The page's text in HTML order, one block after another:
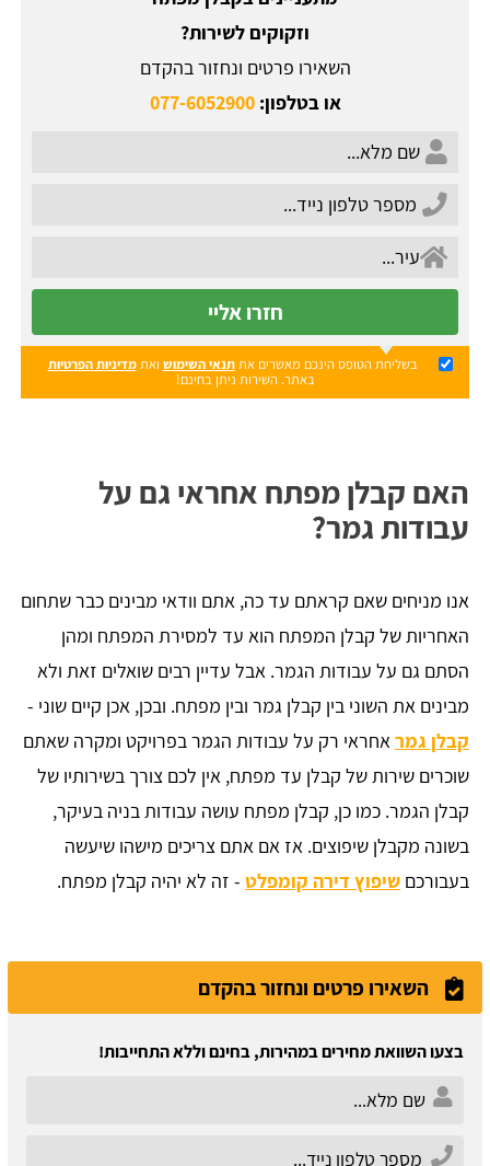
וזקוקים לשירות?
השאירו פרטים ונחזור בהקדם
או בטלפון:077-6052900
חזרו אליי
בשליחת הטופס הינכם מאשרים אתתנאי השימוש ואתמדיניות הפרטיות
באתר. השירות ניתן בחינם!
האם קבלן מפתח אחראי גם על
עבודות גמר?
אנו מניחים שאם קראתם עד כה, אתם וודאי מבינים כבר שתחום
האחריות של קבלן המפתח הוא עד למסירת המפתח ומהן
הסתם גם על עבודות הגמר. אבל עדיין רבים שואלים זאת ולא
מבינים את השוני בין קבלן גמר ובין מפתח. ובכן, אכן קיים שוני -
קבלן גמר אחראי רק על עבודות הגמר בפרויקט ומקרה שאתם
שוכרים שירות של קבלן עד מפתח, אין לכם צורך בשירותיו של
קבלן הגמר. כמו כן, קבלן מפתח עושה עבודות בניה בעיקר,
בשונה מקבלן שיפוצים. אז אם אתם צריכים מישהו שיעשה
בעבורכם שיפוץ דירה קומפלט - זה לא יהיה קבלן מפתח.
השאירו פרטים ונחזור בהקדם
בצעו השוואת מחירים במהירות, בחינם וללא התחייבות!